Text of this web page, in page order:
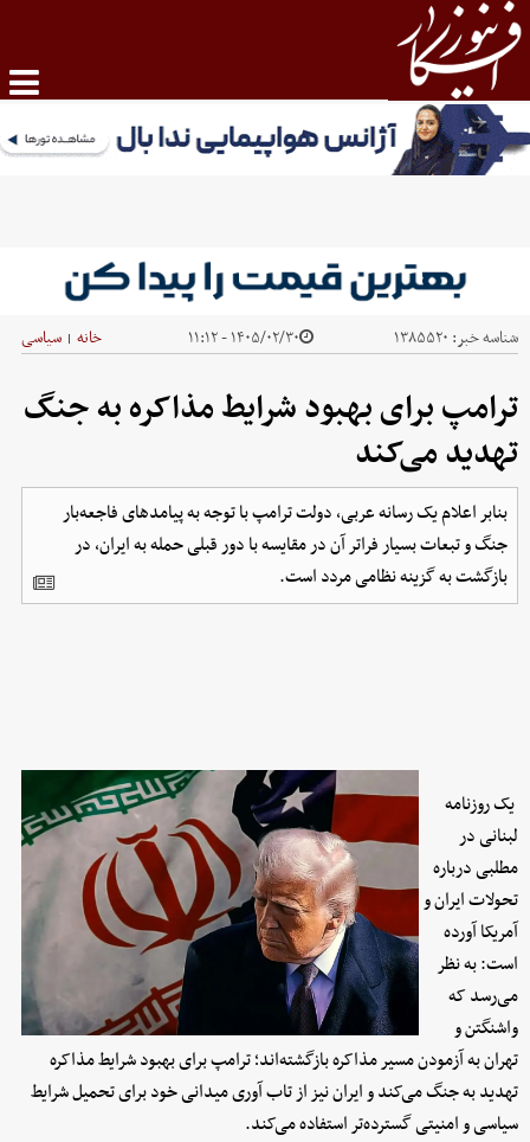
شناسه خبر: ۱۳۸۵۵۲۰ ۱۴۰۵/۰۲/۳۰ - ۱۱:۱۲ خانه | سیاسی
ترامپ برای بهبود شرایط مذاکره به جنگ
تهدید می‌کند
بنابر اعلام یک رسانه عربی، دولت ترامپ با توجه به پیامدهای فاجعه‌بار
جنگ و تبعات بسیار فراتر آن در مقایسه با دور قبلی حمله به ایران، در
بازگشت به گزینه نظامی مردد است.
یک روزنامه
لبنانی در
مطلبی درباره
تحولات ایران و
آمریکا آورده
است: به نظر
می‌رسد که
واشنگتن و
تهران به آزمودن مسیر مذاکره بازگشته‌اند؛ ترامپ برای بهبود شرایط مذاکره
تهدید به جنگ می‌کند و ایران نیز از تاب آوری میدانی خود برای تحمیل شرایط
سیاسی و امنیتی گسترده‌تر استفاده می‌کند.